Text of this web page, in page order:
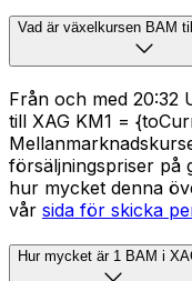
Vad är växelkursen BAM
Från och med 20:32
till XAG KM1 =
försäljningspriser på
hur mycket denna
vår sida för skicka
Hur mycket är 1 BAM i